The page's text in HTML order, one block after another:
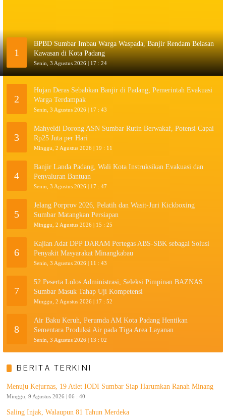
1
BPBD Sumbar Imbau Warga Waspada, Banjir Rendam Belasan
Kawasan di Kota Padang
Senin, 3 Agustus 2026 | 17 : 24
2
Hujan Deras Sebabkan Banjir di Padang, Pemerintah Evakuasi
Warga Terdampak
Senin, 3 Agustus 2026 | 17 : 43
3
Mahyeldi Dorong ASN Sumbar Rutin Berwakaf, Potensi Capai
Rp25 Juta per Hari
Minggu, 2 Agustus 2026 | 19 : 11
4
Banjir Landa Padang, Wali Kota Instruksikan Evakuasi dan
Penyaluran Bantuan
Senin, 3 Agustus 2026 | 17 : 47
5
Jelang Porprov 2026, Pelatih dan Wasit-Juri Kickboxing
Sumbar Matangkan Persiapan
Minggu, 2 Agustus 2026 | 15 : 25
6
Kajian Adat DPP DARAM Pertegas ABS-SBK sebagai Solusi
Penyakit Masyarakat Minangkabau
Senin, 3 Agustus 2026 | 11 : 43
7
52 Peserta Lolos Administrasi, Seleksi Pimpinan BAZNAS
Sumbar Masuk Tahap Uji Kompetensi
Minggu, 2 Agustus 2026 | 17 : 52
8
Air Baku Keruh, Perumda AM Kota Padang Hentikan
Sementara Produksi Air pada Tiga Area Layanan
Senin, 3 Agustus 2026 | 13 : 02
BERITA TERKINI
Menuju Kejurnas, 19 Atlet IODI Sumbar Siap Harumkan Ranah Minang
Minggu, 9 Agustus 2026 | 06 : 40
Saling Injak, Walaupun 81 Tahun Merdeka